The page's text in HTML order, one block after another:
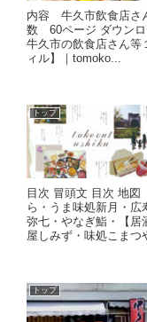
内容 牛久市飲食店さ
数 60ページ ダウンロ
牛久市の飲食店さん
ィル】｜tomoko...
トップ
目次 冒頭文 目次 地図
ら・うま味処新月・広
弥七・やなぎ鮨・【居
屋しみず・味処こまつ
トップ